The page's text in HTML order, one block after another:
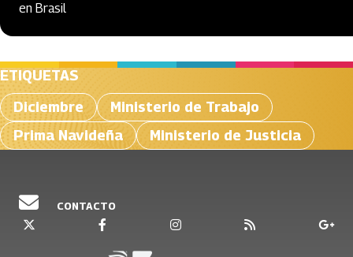
en Brasil
ETIQUETAS
Diciembre
Ministerio de Trabajo
Prima Navideña
Ministerio de Justicia
CONTACTO